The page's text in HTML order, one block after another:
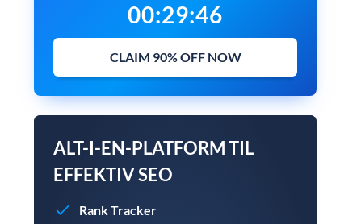
00:29:45
CLAIM 90% OFF NOW
ALT-I-EN-PLATFORM TIL
EFFEKTIV SEO
Rank Tracker